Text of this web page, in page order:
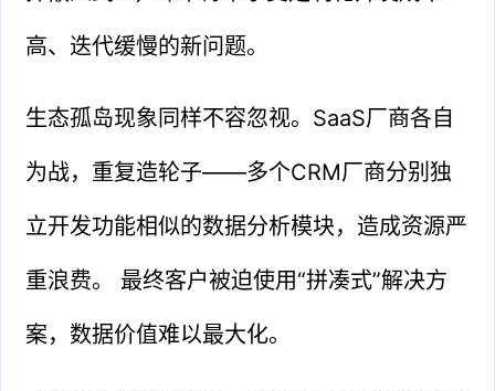
高、迭代缓慢的新问题。
生态孤岛现象同样不容忽视。SaaS厂商各自
为战，重复造轮子——多个CRM厂商分别独
立开发功能相似的数据分析模块，造成资源严
重浪费。 最终客户被迫使用“拼凑式”解决方
案，数据价值难以最大化。